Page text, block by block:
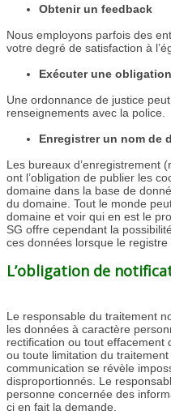
Obtenir un feedback
Nous employons parfois des
votre degré de satisfaction à
Exécuter une
Une ordonnance de justice
renseignements avec la police.
Enregistrer un nom de
Les bureaux d’enregistrement
ont l’obligation de publier les
domaine dans la base de
du domaine. Tout le monde
domaine et voir qui en est le
SG offre cependant la
ces données lorsque le registre
L’obligation de
Le responsable du traitement
les données à caractère
rectification ou tout effacement
ou toute limitation du
communication se révèle
disproportionnés. Le
personne concernée des
ci en fait la demande.